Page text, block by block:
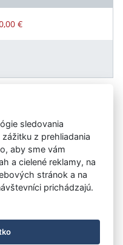
€
14, Dvory nad
do 31.12.2010
sledovania
z prehliadania
aby sme vám
a cielené reklamy, na
stránok a na
prichádzajú.